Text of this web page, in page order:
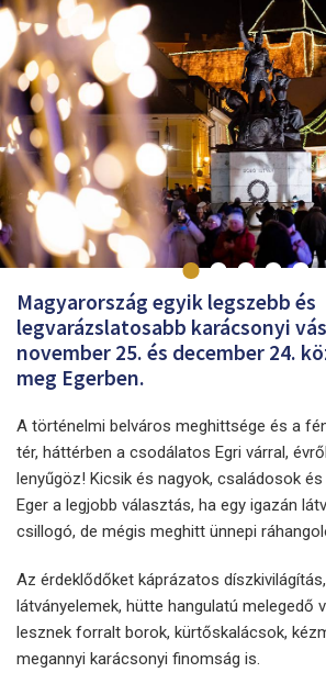
Magyarország egyik legszebb és
legvarázslatosabb karácsonyi
november 25. és december 24.
meg Egerben.
A történelmi belváros meghittsége és a
tér, háttérben a csodálatos Egri várral,
lenyűgöz! Kicsik és nagyok, családosok
Eger a legjobb választás, ha egy igazán
csillogó, de mégis meghitt ünnepi
Az érdeklődőket káprázatos
látványelemek, hütte hangulatú melegedő
lesznek forralt borok, kürtőskalácsok,
megannyi karácsonyi finomság is.